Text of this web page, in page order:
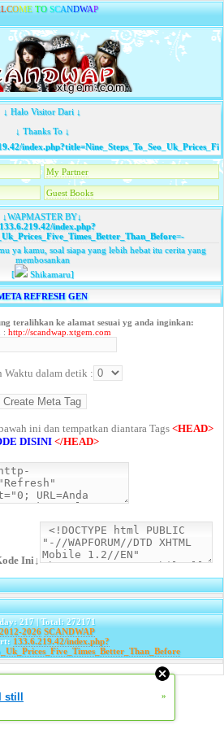
LCOME TO SCANDWAP
↓ Halo Visitor Dari ↓
↓ Thanks To ↓
My Partner
Guest Books
↓WAPMASTER BY↓
index.php?
=-
ya kamu, soal siapa yang lebih hebat itu cerita yang
membosankan
[
Shikamaru]
REFRESH GEN
teralihkan ke alamat sesuai yg anda inginkan:
: http://scandwap.xtgem.com
Waktu dalam detik :
ini dan tempatkan diantara Tags <HEAD>
DISINI </HEAD>
Ini↓
217 | Total: 272171
2026 SCANDWAP
133.6.219.42/index.php?
»